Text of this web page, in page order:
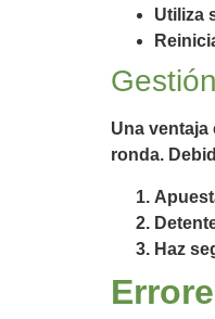
Utiliza
Una
ronda.
Haz